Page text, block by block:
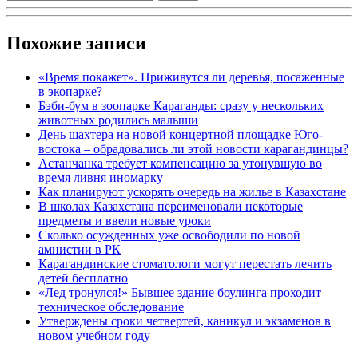
Похожие записи
«Время покажет». Приживутся ли деревья, посаженные
в экопарке?
Бэби-бум в зоопарке Караганды: сразу у нескольких
животных родились малыши
День шахтера на новой концертной площадке Юго-
востока – обрадовались ли этой новости карагандинцы?
Астанчанка требует компенсацию за утонувшую во
время ливня иномарку
Как планируют ускорять очередь на жилье в Казахстане
В школах Казахстана переименовали некоторые
предметы и ввели новые уроки
Сколько осужденных уже освободили по новой
амнистии в РК
Карагандинские стоматологи могут перестать лечить
детей бесплатно
«Лед тронулся!» Бывшее здание боулинга проходит
техническое обследование
Утверждены сроки четвертей, каникул и экзаменов в
новом учебном году